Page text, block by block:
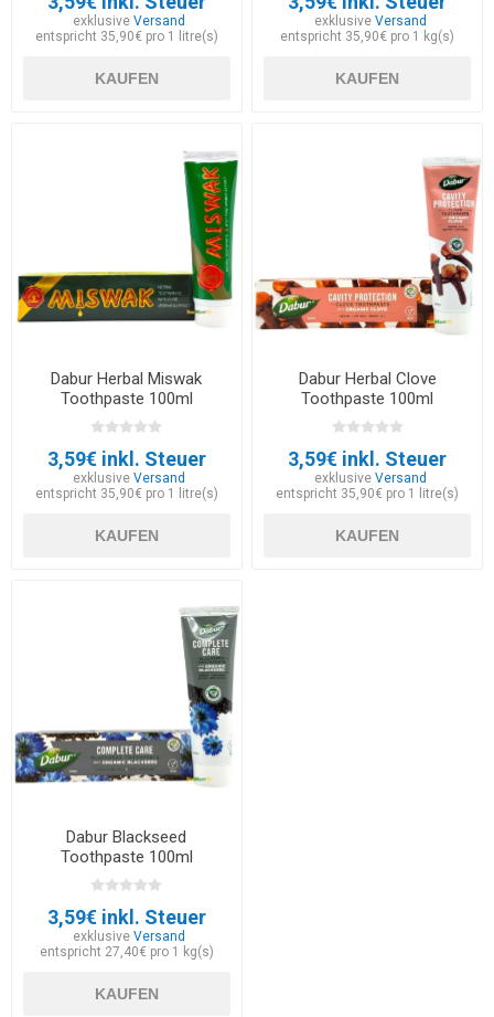
exklusiveVersand
entspricht 35,90€ pro 1 litre(s)
KAUFEN
exklusive Versand
entspricht 35,90€ pro 1 kg(s)
KAUFEN
Dabur Herbal Miswak
Toothpaste 100ml
3,59€ inkl. Steuer
exklusiveVersand
entspricht 35,90€ pro 1 litre(s)
KAUFEN
Dabur Herbal Clove
Toothpaste 100ml
3,59€ inkl. Steuer
exklusive Versand
entspricht 35,90€ pro 1 litre(s)
KAUFEN
Dabur Blackseed
Toothpaste 100ml
3,59€ inkl. Steuer
exklusiveVersand
entspricht 27,40€ pro 1 kg(s)
KAUFEN